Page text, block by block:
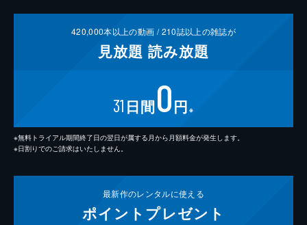
420,000本以上の動画 /210誌以上の雑誌が
見放題 読み放題
31 日間0円 ※
※無料トライアル期間終了日の翌日が属する月から月額料金が発生します。
※日割りでのご請求はいたしません。
最新作のレンタルに使える
ポイント プレゼント